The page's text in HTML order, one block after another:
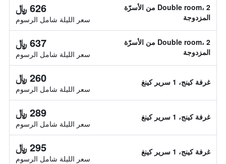
Double room، 2 من الأسرّة
المزدوجة
626 ﷼
سعر الليلة شامل الرسوم
Double room، 2 من الأسرّة
المزدوجة
637 ﷼
سعر الليلة شامل الرسوم
غرفة كينج، 1 سرير كينغ 260 ﷼
سعر الليلة شامل الرسوم
غرفة كينج، 1 سرير كينغ 289 ﷼
سعر الليلة شامل الرسوم
غرفة كينج، 1 سرير كينغ 295 ﷼
سعر الليلة شامل الرسوم